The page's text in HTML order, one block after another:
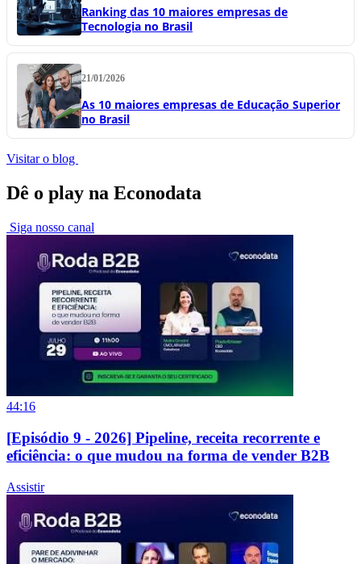
Ranking das 10 maiores empresas de
Tecnologia no Brasil
21/01/2026
As 10 maiores empresas de Educação Superior
no Brasil
Visitar o blog
Dê o play na Econodata
Siga nosso canal
44:16
[Episódio 9 - 2026] Pipeline, receita recorrente e
eficiência: o que mudou na forma de vender B2B
Assistir